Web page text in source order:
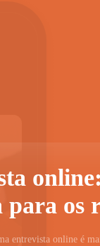
os
entrevista online é